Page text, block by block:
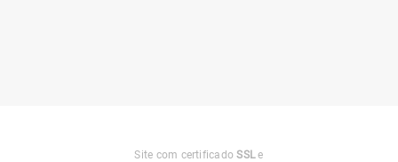
Site com certificadoSSLe